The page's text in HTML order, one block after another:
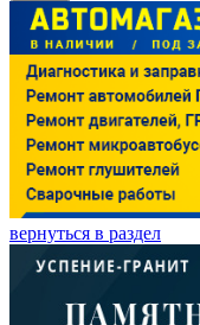
вернуться в раздел